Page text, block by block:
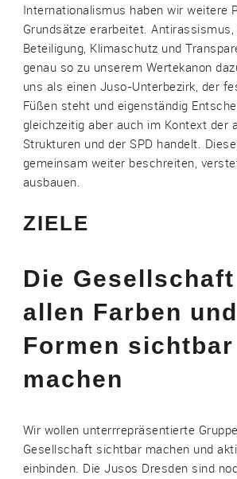
Internationalismus haben wir weitere
Grundsätze erarbeitet.
Beteiligung, Klimaschutz und
genau so zu unserem Wertekanon
uns als einen Juso-Unterbezirk, der
Füßen steht und eigenständig
gleichzeitig aber auch im Kontext der
Strukturen und der SPD handelt.
gemeinsam weiter beschreiten,
ausbauen.
ZIELE
Die
allen Farben und
Formen sichtbar
machen
Wir wollen unterrrepräsentierte
Gesellschaft sichtbar machen und
einbinden. Die Jusos Dresden sind